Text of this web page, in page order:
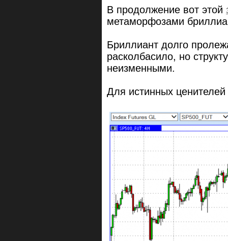
В продолжение вот этой
метаморфозами
Бриллиант долго
расколбасило, но
неизменными.
Для истинных